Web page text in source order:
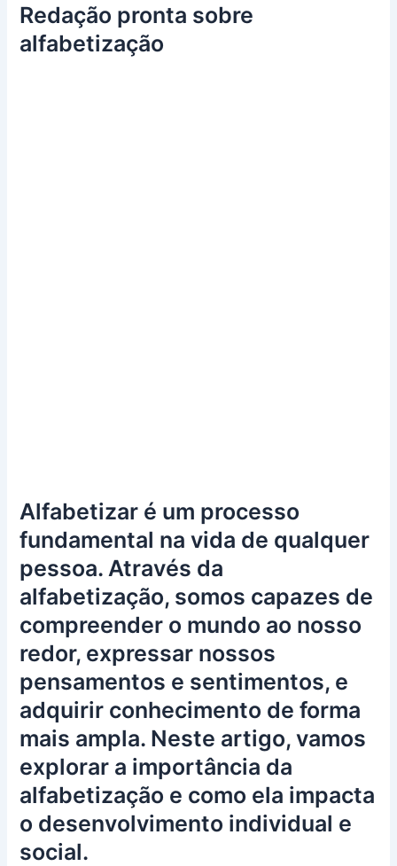
Redação pronta sobre
alfabetização
Alfabetizar é um processo
fundamental na vida de qualquer
pessoa. Através da
alfabetização, somos capazes de
compreender o mundo ao nosso
redor, expressar nossos
pensamentos e sentimentos, e
adquirir conhecimento de forma
mais ampla. Neste artigo, vamos
explorar a importância da
alfabetização e como ela impacta
o desenvolvimento individual e
social.